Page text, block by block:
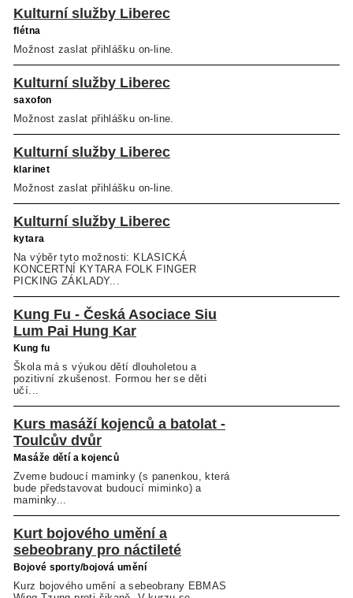
Kulturní služby Liberec
flétna
Možnost zaslat přihlášku on-line.
Kulturní služby Liberec
saxofon
Možnost zaslat přihlášku on-line.
Kulturní služby Liberec
klarinet
Možnost zaslat přihlášku on-line.
Kulturní služby Liberec
kytara
Na výběr tyto možnosti: KLASICKÁ
KONCERTNÍ KYTARA FOLK FINGER
PICKING ZÁKLADY...
Kung Fu - Česká Asociace Siu
Lum Pai Hung Kar
Kung fu
Škola má s výukou dětí dlouholetou a
pozitivní zkušenost. Formou her se děti
učí...
Kurs masáží kojenců a batolat -
Toulcův dvůr
Masáže dětí a kojenců
Zveme budoucí maminky (s panenkou, která
bude představovat budoucí miminko) a
maminky...
Kurt bojového umění a
sebeobrany pro náctileté
Bojové sporty/bojová umění
Kurz bojového umění a sebeobrany EBMAS